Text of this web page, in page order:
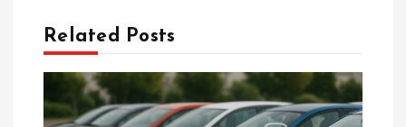
g
e
z
Related Posts